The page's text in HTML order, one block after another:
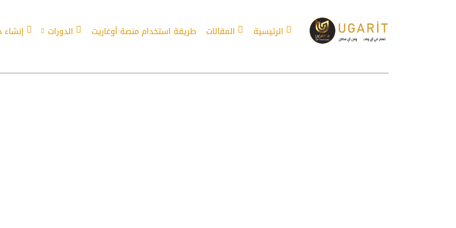
الرئيسية المقالات طريقة استخدام منصة أوغاريت الدورات
أفعال تركية مهمة وشائعة سلسلة الأفعال التركية